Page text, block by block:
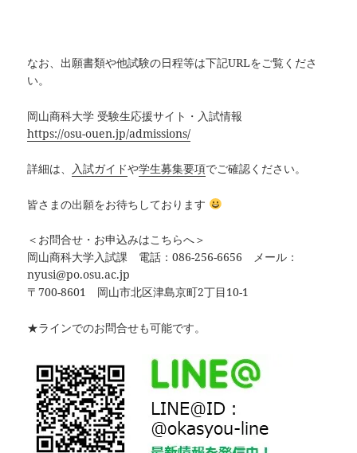
なお、出願書類や他試験の日程等は下記URLをご覧くださ
い。
岡山商科大学 受験生応援サイト・入試情報
https://osu-ouen.jp/admissions/
詳細は、 入試ガイドや学生募集要項でご確認ください。
皆さまの出願をお待ちしております
＜お問合せ・お申込みはこちらへ＞
岡山商科大学入試課 電話：086-256-6656 メール：
nyusi@po.osu.ac.jp
〒700-8601 岡山市北区津島京町2丁目10-1
★ラインでのお問合せも可能です。